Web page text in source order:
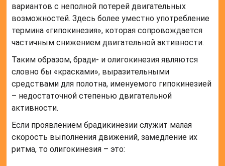
вариантов с неполной потерей двигательных
возможностей. Здесь более уместно употребление
термина «гипокинезия», которая сопровождается
частичным снижением двигательной активности.
Таким образом, бради- и олигокинезия являются
словно бы «красками», выразительными
средствами для полотна, именуемого гипокинезией
– недостаточной степенью двигательной
активности.
Если проявлением брадикинезии служит малая
скорость выполнения движений, замедление их
ритма, то олигокинезия – это: